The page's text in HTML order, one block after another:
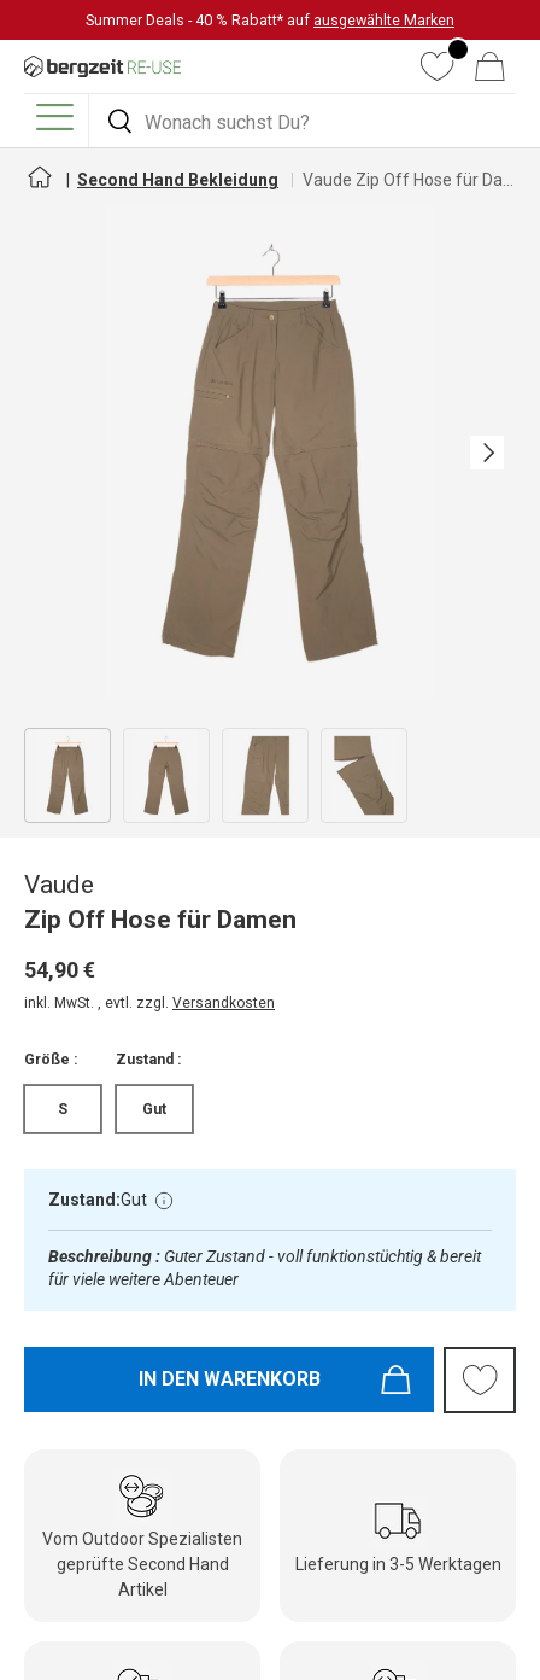
DIREKT ZUM INHALT
Summer Deals - 40 % Rabatt* auf ausgewählte Marken
Suchen
Suchen
WunschlisteWarenkorb
Menü
Second Hand Bekleidung
Nächste
Bild 1 in Galerieansicht laden
Vaude
Zip Off Hose für Damen
54,90 €
inkl. MwSt. , evtl. zzgl. Versandkosten
Größe :
S
Zustand :
Gut
Zustand:Gut
Beschreibung : Guter Zustand - voll funktionstüchtig & bereit
für viele weitere Abenteuer
IN DEN WARENKORB
Vom Outdoor Spezialisten
geprüfte Second Hand
Artikel
Lieferung in 3-5 Werktagen